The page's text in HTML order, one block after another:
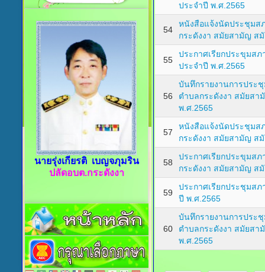
ประจำปี พ.ศ.2565
54
หนังสือแจ้งนัดประชุมส
กระดังงา สมัยสามัญ ส
55
ประกาศเรียกประขุมส
ประจำปี พ.ศ.2565
56
บันทึกรายงานการประ
ตำบลกระดังงา สมัยสา
พ.ศ.2565
57
หนังสือแจ้งนัดประชุมส
กระดังงา สมัยสามัญ ส
58
ประกาศเรียกประขุมส
กระดังงา สมัยสามัญ ส
59
ประกาศเรียกประชุมส
ปี พ.ศ.2565
60
บันทึกรายงานการประ
ตำบลกระดังงา สมัยสา
พ.ศ.2565
นายรุ่งเกียรติ เบญจภุมริน
ปลัดอบต.กระดังงา